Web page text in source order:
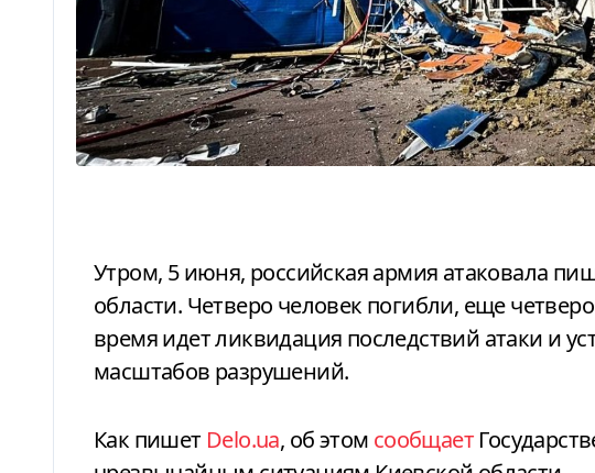
Утром, 5 июня, российская армия атаковала пищевое предприятие в Киевской
области. Четверо человек погибли, еще
время идет ликвидация последствий атаки и
масштабов разрушений.
Как пишет Delo.ua, об этом сообщает